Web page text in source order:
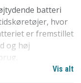
batteri
hvor
er fremstillet
og høj
Vis alt